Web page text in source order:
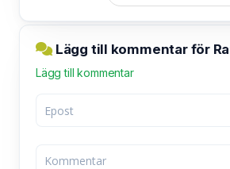
Lägg till kommentar för
Lägg till kommentar